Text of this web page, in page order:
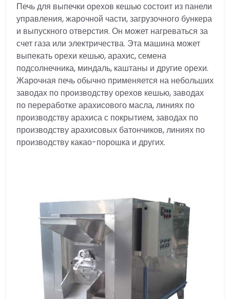
Печь для выпечки орехов кешью состоит из панели
управления, жарочной части, загрузочного бункера
и выпускного отверстия. Он может нагреваться за
счет газа или электричества. Эта машина может
выпекать орехи кешью, арахис, семена
подсолнечника, миндаль, каштаны и другие орехи.
Жарочная печь обычно применяется на небольших
заводах по производству орехов кешью, заводах
по переработке арахисового масла, линиях по
производству арахиса с покрытием, заводах по
производству арахисовых батончиков, линиях по
производству какао-порошка и других.